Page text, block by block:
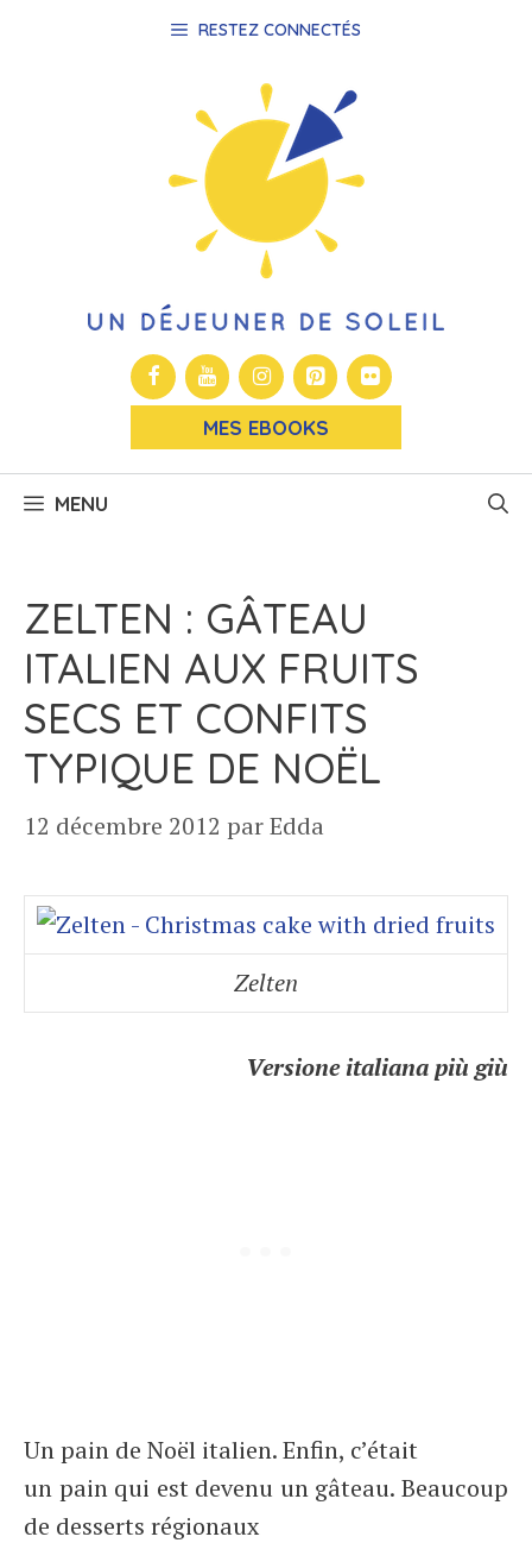
RESTEZ CONNECTÉS
MES EBOOKS
MENU
ZELTEN : GÂTEAU
ITALIEN AUX FRUITS
SECS ET CONFITS
TYPIQUE DE NOËL
12 décembre 2012 parEdda
Zelten
Versione italiana più giù
Un pain de Noël italien. Enfin, c’était
un pain qui est devenu un gâteau. Beaucoup
de desserts régionaux